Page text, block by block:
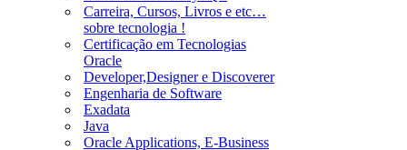
Carreira, Cursos, Livros e etc…
sobre tecnologia !
Certificação em Tecnologias
Oracle
Developer,Designer e Discoverer
Engenharia de Software
Exadata
Java
Oracle Applications, E-Business